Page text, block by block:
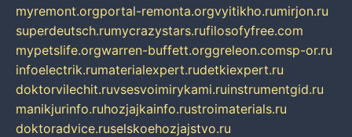
myremont.orgportal-remonta.orgvyitikho.rumirjon.ru
superdeutsch.rumycrazystars.rufilosofyfree.com
mypetslife.orgwarren-buffett.orggreleon.comsp-or.ru
infoelectrik.rumaterialexpert.rudetkiexpert.ru
doktorvilechit.ruvsesvoimirykami.ruinstrumentgid.ru
manikjurinfo.ruhozjajkainfo.rustroimaterials.ru
doktoradvice.ruselskoehozjajstvo.ru